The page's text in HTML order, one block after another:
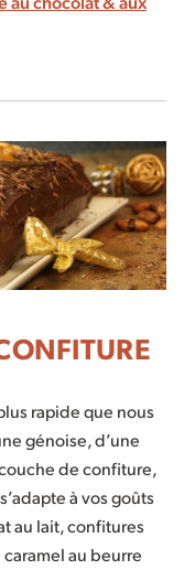
rapide que nous
génoise, d’une
de confiture,
à vos goûts
au lait, confitures
au beurre